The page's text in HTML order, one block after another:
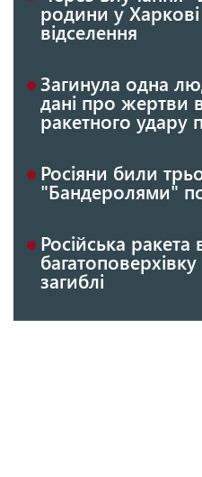
родини у
відселення
Загинула одна
дані про жертви
ракетного удару
Росіяни били
"Бандеролями"
Російська
загиблі